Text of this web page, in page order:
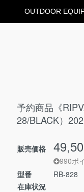
OUTDOOR
予約商品《
28/BLACK）
販売価格
990ポ
型番
RB-828
在庫状況